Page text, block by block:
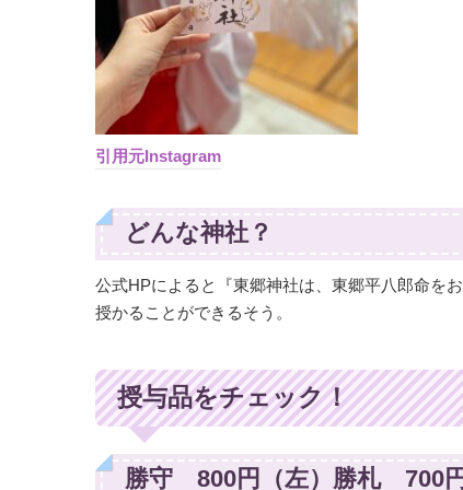
引用元Instagram
どんな神社？
公式HPによると『東郷神社は、東郷平八郎命を
授かることができるそう。
授与品をチェック！
勝守 800円（左）勝札 700円